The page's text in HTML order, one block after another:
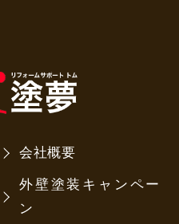
会社概要
外壁塗装キャンペー
ン